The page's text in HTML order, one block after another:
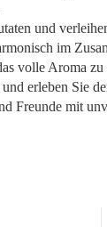
und
im
volle Aroma
erleben Sie
Freunde mit